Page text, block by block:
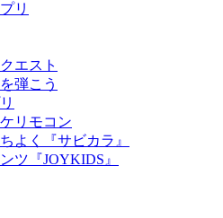
リ
エスト
弾こう
リモコン
よく『サビカラ』
ツ『JOYKIDS』